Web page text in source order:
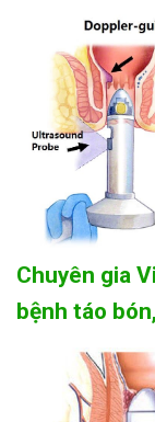
Chuyên gia
bệnh táo